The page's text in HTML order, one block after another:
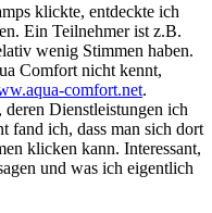
klickte, entdeckte ich
Ein Teilnehmer ist z.B.
wenig Stimmen haben.
Comfort nicht kennt,
comfort.net.
Dienstleistungen ich
fand ich, dass man sich dort
klicken kann. Interessant,
und was ich eigentlich